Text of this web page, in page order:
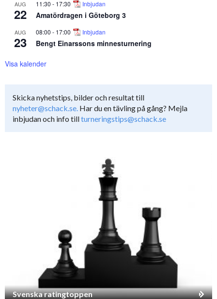
AUG
22
11:30 - 17:30 Inbjudan
Amatördragen i Göteborg 3
AUG
23
08:00 - 17:00 Inbjudan
Bengt Einarssons minnesturnering
Visa kalender
Skicka nyhetstips, bilder och resultat till
nyheter@schack.se. Har du en tävling på gång? Mejla
inbjudan och info tillturneringstips@schack.se
Svenska ratingtoppen